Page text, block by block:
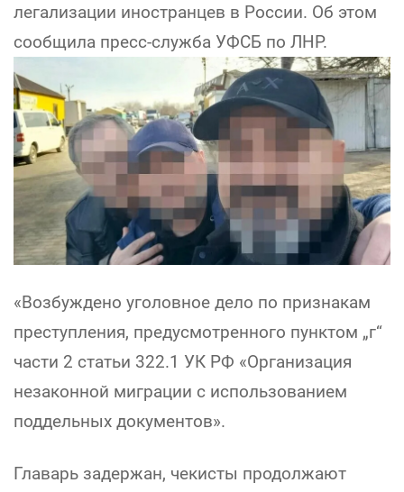
легализации иностранцев в России. Об этом
сообщила пресс-служба УФСБ по ЛНР.
«Возбуждено уголовное дело по признакам
преступления, предусмотренного пунктом „г“
части 2 статьи 322.1 УК РФ «Организация
незаконной миграции с использованием
поддельных документов».
Главарь задержан, чекисты продолжают